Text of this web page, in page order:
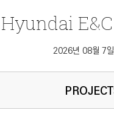
Hyundai E&C
2026년 08월 7